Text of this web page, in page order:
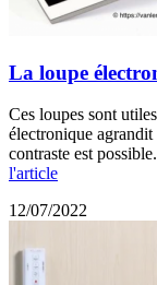
La loupe
Ces loupes sont
électronique
contraste est
l'article
12/07/2022